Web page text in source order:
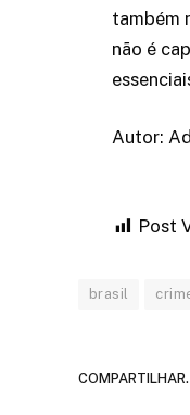
também
não é
Autor:
Post
brasil
COMPARTILHAR.